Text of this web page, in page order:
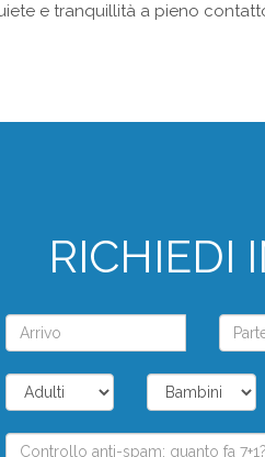
e tranquillità a pieno
RICHIEDI